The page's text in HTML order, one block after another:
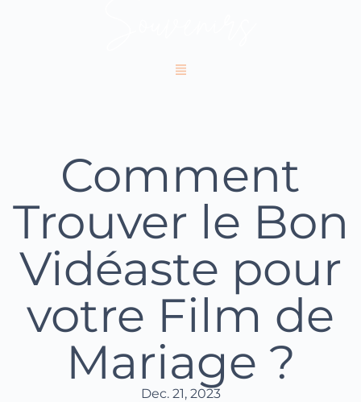
Comment
Trouver le Bon
Vidéaste pour
votre Film de
Mariage ?
Dec. 21, 2023